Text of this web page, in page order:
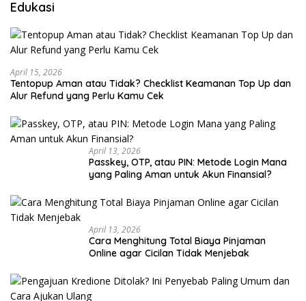
Edukasi
April 15, 2026
Tentopup Aman atau Tidak? Checklist Keamanan Top Up dan
Alur Refund yang Perlu Kamu Cek
April 13, 2026
Passkey, OTP, atau PIN: Metode Login Mana
yang Paling Aman untuk Akun Finansial?
April 13, 2026
Cara Menghitung Total Biaya Pinjaman
Online agar Cicilan Tidak Menjebak